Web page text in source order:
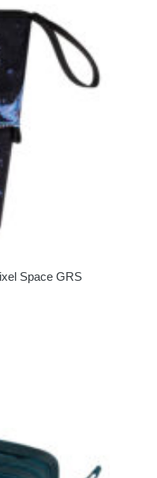
Space GRS